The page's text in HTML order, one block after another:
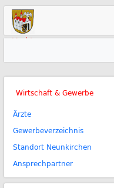
Markt
Wirtschaft & Gewerbe
Ärzte
Gewerbeverzeichnis
Standort Neunkirchen
Ansprechpartner